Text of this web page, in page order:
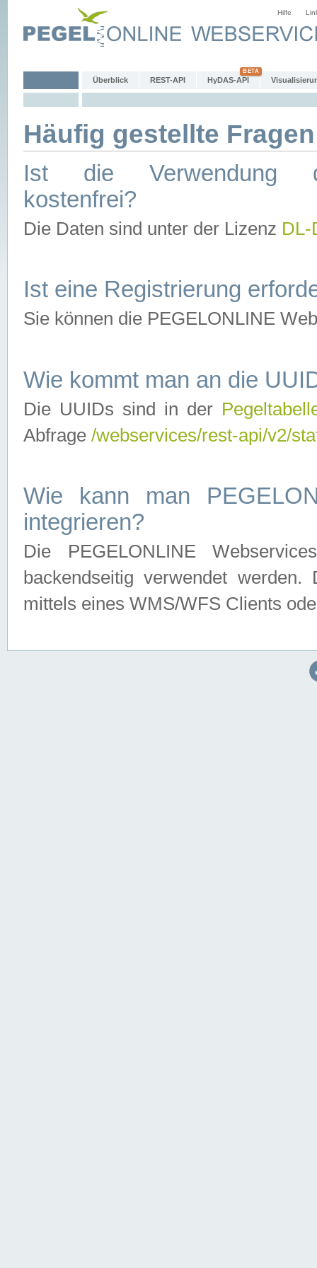
Hilfe
Überblick REST-API HyDAS-API
Häufig gestellte
Ist die Verwendung
kostenfrei?
Die Daten sind unter der Lizenz
Ist eine Registrierung
Sie können die PEGELONLINE
Wie kommt man an die
Die UUIDs sind in der
Abfrage /webservices/rest-api/v2/
Wie kann man
integrieren?
Die PEGELONLINE
backendseitig verwendet
mittels eines WMS/WFS Clients